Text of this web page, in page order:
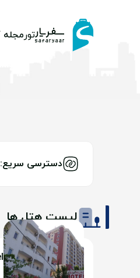
تورمجله
دسترسی سریع:
لیست هتل ها